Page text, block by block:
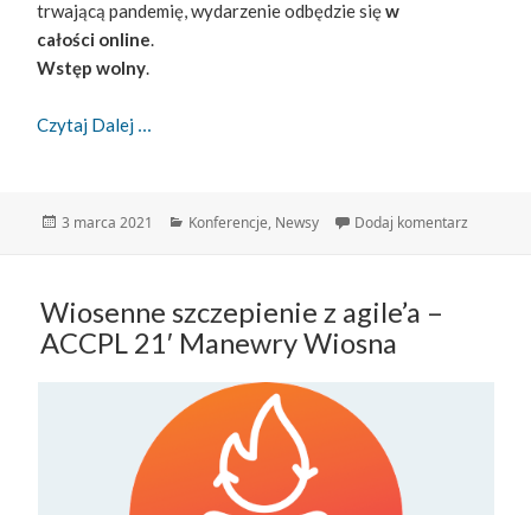
trwającą pandemię, wydarzenie odbędzie sięw
całości online.
Wstęp wolny.
Czytaj Dalej
Data
3 marca 2021 Kategorie
Konferencje, Newsy Dodaj komentarz
Wiosenne szczepienie z agile’a –
ACCPL 21′ Manewry Wiosna